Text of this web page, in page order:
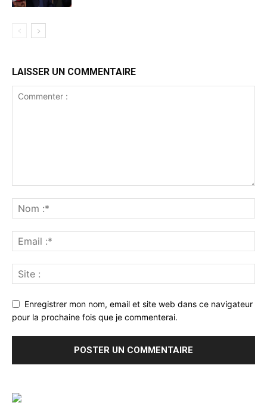
LAISSER UN COMMENTAIRE
Enregistrer mon nom, email et site web dans ce navigateur
pour la prochaine fois que je commenterai.